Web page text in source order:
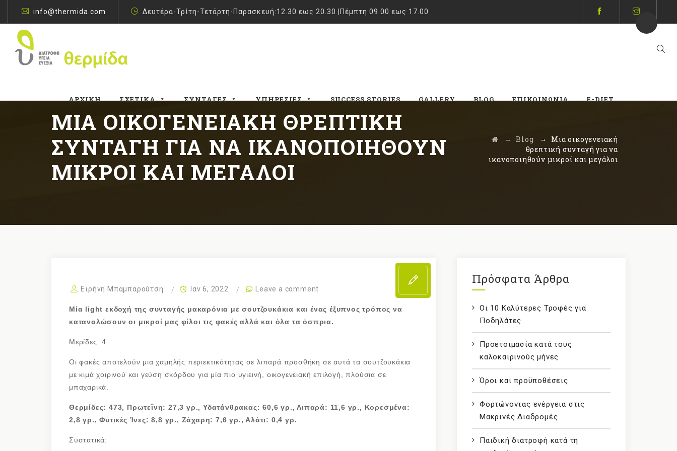
info@thermida.com Δευτέρα-Τρίτη-Τετάρτη-Παρασκευή:12.30 εως 20.30 |Πέμπτη:09.00 εως 17.00
ΑΡΧΙΚΉ ΣΧΕΤΙΚΆ ΣΥΝΤΑΓΈΣ ΥΠΗΡΕΣΊΕΣ SUCCESS STORIES GALLERY BLOG ΕΠΙΚΟΙΝΩΝΊΑ E-DIET
ΜΙΑ ΟΙΚΟΓΕΝΕΙΑΚΉ ΘΡΕΠΤΙΚΉ
ΣΥΝΤΑΓΉ ΓΙΑ ΝΑ ΙΚΑΝΟΠΟΙΗΘΟΎΝ
ΜΙΚΡΟΊ ΚΑΙ ΜΕΓΆΛΟΙ
→ Blog → Μια οικογενειακή
θρεπτική συνταγή για να
ικανοποιηθούν μικροί και μεγάλοι
Ειρήνη Μπαμπαρούτση Ιαν 6, 2022 Leave a comment
Μία light εκδοχή της συνταγής μακαρόνια με σουτζουκάκια και ένας έξυπνος τρόπος να
καταναλώσουν οι μικροί μας φίλοι τις φακές αλλά και όλα τα όσπρια.
Μερίδες: 4
Οι φακές αποτελούν μια χαμηλής περιεκτικότητας σε λιπαρά προσθήκη σε αυτά τα σουτζουκάκια
με κιμά χοιρινού και γεύση σκόρδου για μία πιο υγιεινή, οικογενειακή επιλογή, πλούσια σε
μπαχαρικά.
Θερμίδες: 473, Πρωτεΐνη: 27,3 γρ., Υδατάνθρακας: 60,6 γρ., Λιπαρά: 11,6 γρ., Κορεσμένα:
2,8 γρ., Φυτικές Ίνες: 8,8 γρ., Ζάχαρη: 7,6 γρ., Αλάτι: 0,4 γρ.
Συστατικά:
Πρόσφατα Άρθρα
Οι 10 Καλύτερες Τροφές για
Ποδηλάτες
Προετοιμασία κατά τους
καλοκαιρινούς μήνες
Όροι και προϋποθέσεις
Φορτώνοντας ενέργεια στις
Μακρινές Διαδρομές
Παιδική διατροφή κατά τη